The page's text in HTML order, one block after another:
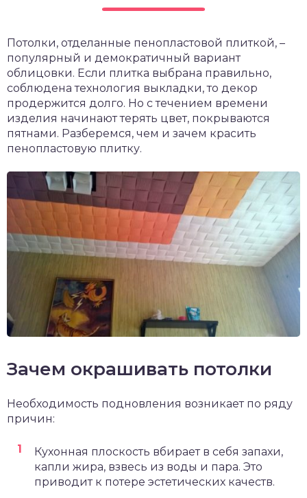
Потолки, отделанные пенопластовой плиткой, –
популярный и демократичный вариант
облицовки. Если плитка выбрана правильно,
соблюдена технология выкладки, то декор
продержится долго. Но с течением времени
изделия начинают терять цвет, покрываются
пятнами. Разберемся, чем и зачем красить
пенопластовую плитку.
Зачем окрашивать потолки
Необходимость подновления возникает по ряду
причин:
Кухонная плоскость вбирает в себя запахи,
капли жира, взвесь из воды и пара. Это
приводит к потере эстетических качеств.
крыши и кровли
и уход